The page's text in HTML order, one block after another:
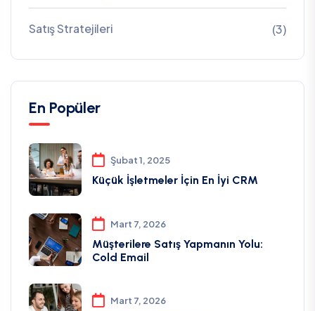
Satış Stratejileri (3)
En Popüler
Şubat 1, 2025
Küçük İşletmeler İçin En İyi CRM
Mart 7, 2026
Müşterilere Satış Yapmanın Yolu:
Cold Email
Mart 7, 2026